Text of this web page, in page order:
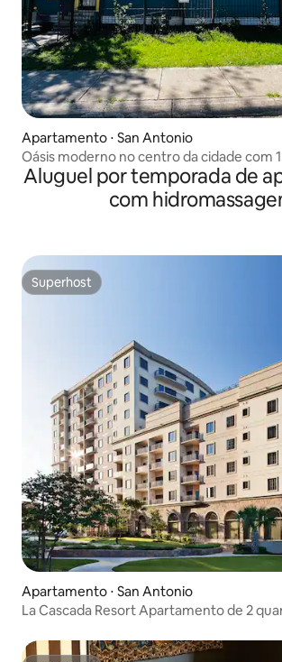
Apartamento ⋅ San Antonio
Oásis moderno no centro da cidade com
banheiro
Aluguel por temporada de
com
Superhost
Superhost
Apartamento ⋅ San Antonio
La Cascada Resort Apartamento de 2